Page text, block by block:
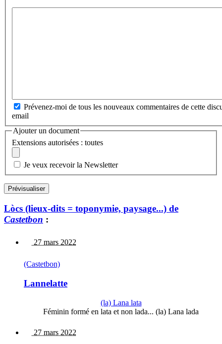
Prévenez-moi de tous les nouveaux commentaires de cette
email
Ajouter un document
Extensions autorisées : toutes
Je veux recevoir la Newsletter
Lòcs (lieux-dits = toponymie, paysage...) de
Castetbon :
27 mars 2022
(Castetbon)
Lannelatte
(la) Lana lata
Féminin formé en lata et non lada... (la) Lana lada
27 mars 2022